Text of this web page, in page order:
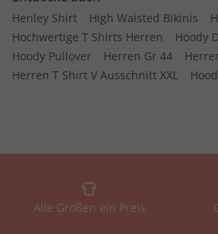
Henley Shirt High Waisted Bikinis
Hochwertige T Shirts Herren
Hoody
Hoody Pullover
Herren Gr 44
Herren T Shirt V Ausschnitt XXL
Alle Größen ein Preis